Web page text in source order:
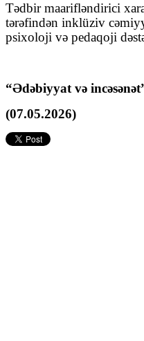
Tədbir maarifləndirici
tərəfindən inklüziv
psixoloji və pedaqoji
“Ədəbiyyat və
(07.05.2026)